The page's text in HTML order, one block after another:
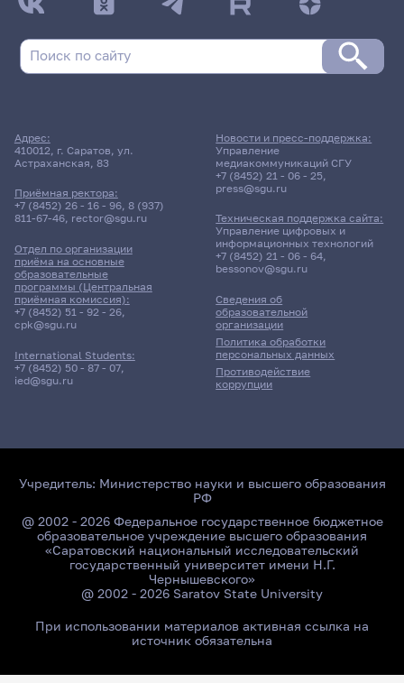
Адрес:
410012, г. Саратов, ул.
Астраханская, 83
Приёмная ректора:
+7 (8452) 26 - 16 - 96, 8 (937)
811-67-46, rector@sgu.ru
Отдел по организации
приёма на основные
образовательные
программы (Центральная
приёмная комиссия):
+7 (8452) 51 - 92 - 26,
cpk@sgu.ru
International Students:
+7 (8452) 50 - 87 - 07,
ied@sgu.ru
Сведения об
образовательной
организации
Политика обработки
персональных данных
Противодействие
коррупции
Новости и пресс-поддержка:
Управление
медиакоммуникаций СГУ
+7 (8452) 21 - 06 - 25,
press@sgu.ru
Техническая поддержка сайта:
Управление цифровых и
информационных технологий
+7 (8452) 21 - 06 - 64,
bessonov@sgu.ru
Учредитель: Министерство науки и высшего образования
РФ
@ 2002 - 2026 Федеральное государственное бюджетное
образовательное учреждение высшего образования
«Саратовский национальный исследовательский
государственный университет имени Н.Г.
Чернышевского»
@ 2002 - 2026 Saratov State University
При использовании материалов активная ссылка на
источник обязательна